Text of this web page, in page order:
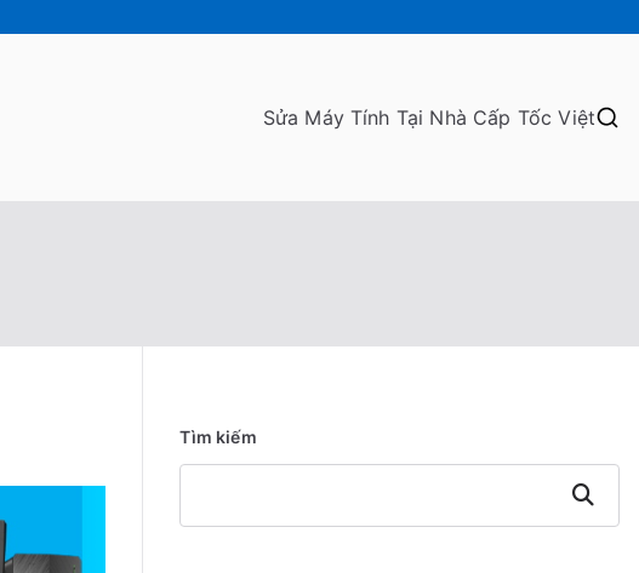
Sửa Máy Tính Tại Nhà Cấp Tốc Việt
Tìm kiếm
Tìm
kiếm